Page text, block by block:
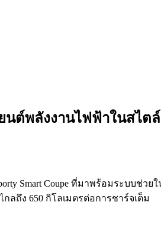
นต์พลังงานไฟฟ้าในสไต
Smart Coupe ที่มาพร้อมระบบช่ว
ลถึง 650 กิโลเมตรต่อการชาร์จเต็ม